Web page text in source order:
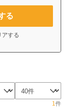
る
アする
1件